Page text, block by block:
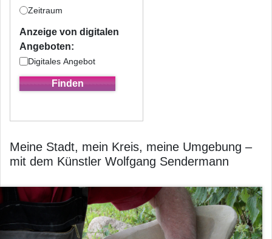
Zeitraum
Anzeige von digitalen
Angeboten:
Digitales Angebot
Meine Stadt, mein Kreis, meine Umgebung –
mit dem Künstler Wolfgang Sendermann